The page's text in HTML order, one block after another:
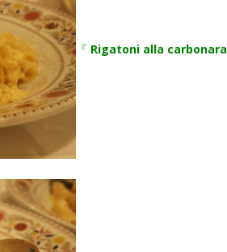
『 Rigatoni alla carbonara